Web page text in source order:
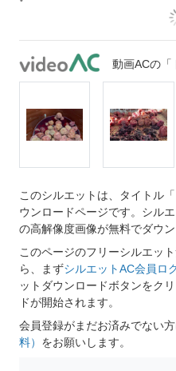
動画ACの「
このシルエットは、タイトル
ウンロードページです。シル
の高解像度画像が無料でダウン
このページのフリーシルエッ
ら、まずシルエットAC会員ロ
ットダウンロードボタンをク
ドが開始されます。
会員登録がまだお済みでない方
料） をお願いします。